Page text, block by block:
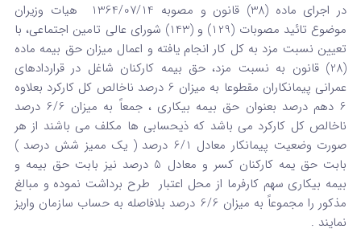
در اجرای ماده (38) قانون و مصوبه 1364/07/14 هیات وزیران
موضوع تائید مصوبات (129) و (143) شورای عالی تامین اجتماعی، با
تعیین نسبت مزد به کل کار انجام یافته و اعمال میزان حق بیمه ماده
(28) قانون به نسبت مزد، حق بیمه کارکنان شاغل در قراردادهای
عمرانی پیمانکاران مقطوعا به میزان 6 درصد ناخالص کل کارکرد بعلاوه
6 دهم درصد بعنوان حق بیمه بیکاری ، جمعاً به میزان 6/6 درصد
ناخالص کل کارکرد می باشد که ذیحسابی ها مکلف می باشند از هر
صورت وضعیت پیمانکار معادل 6/1 درصد ( یک ممیز شش درصد )
بابت حق یمه کارکنان کسر و معادل 5 درصد نیز بابت حق بیمه و
بیمه بیکاری سهم کارفرما از محل اعتبار طرح برداشت نموده و مبالغ
مذکور را مجموعاً به میزان 6/6 درصد بلافاصله به حساب سازمان واریز
نمایند .